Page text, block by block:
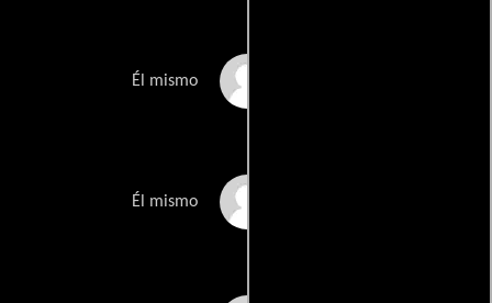
Él mismo
Él mismo